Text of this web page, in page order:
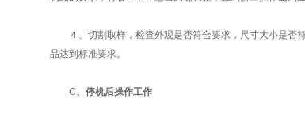
４、切割取样，检查外观是否符合要求，尺寸大小是否
品达到标准要求。
C、停机后操作工作